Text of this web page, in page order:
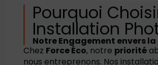
Pourquoi
Installation
Notre Engagement envers
Chez Force Éco, notre priorité
nous entreprenons. Nos